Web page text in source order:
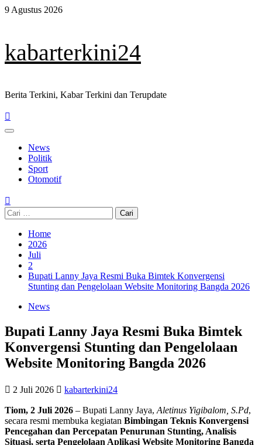
Skip
9 Agustus 2026
kabarterkini24
Berita Terkini, Kabar Terkini dan Terupdate
Primary
News
Politik
Sport
Otomotif
Cari
untuk:
Home
2026
Juli
2
Bupati Lanny Jaya Resmi Buka Bimtek Konvergensi
Stunting dan Pengelolaan Website Monitoring Bangda 2026
News
Bupati Lanny Jaya Resmi Buka Bimtek
Konvergensi Stunting dan Pengelolaan
Website Monitoring Bangda 2026
2 Juli 2026 kabarterkini24
Tiom, 2 Juli 2026 – Bupati Lanny Jaya, Aletinus Yigibalom, S.Pd,
secara resmi membuka kegiatan Bimbingan Teknis Konvergensi
Pencegahan dan Percepatan Penurunan Stunting, Analisis
Situasi, serta Pengelolaan Aplikasi Website Monitoring Bangda